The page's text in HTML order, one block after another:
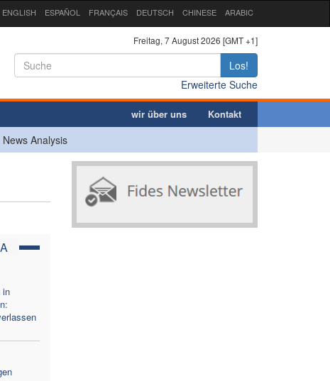
ENGLISH ESPAÑOL FRANÇAIS DEUTSCH CHINESE ARABIC
Freitag, 7 August 2026 [GMT +1]
Los!
Erweiterte Suche
wir über uns Kontakt
News Analysis
in